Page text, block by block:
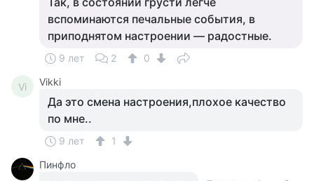
вспоминаются печальные события, в
приподнятом настроении — радостные.
9 лет 2 0
Vi Vikki
Да это смена настроения,плохое качество
по мне..
9 лет
1
Пинфло